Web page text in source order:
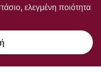
ελεγμένη ποιότητα